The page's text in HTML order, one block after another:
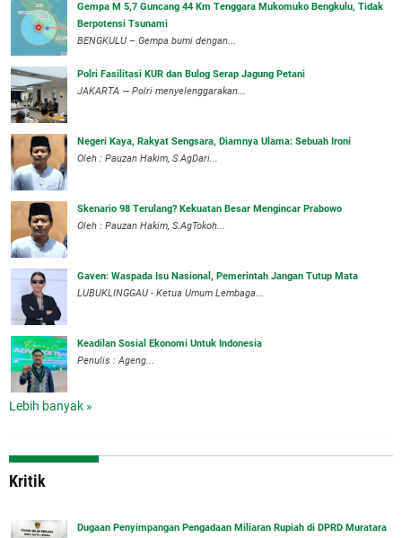
Gempa M 5,7 Guncang 44 Km Tenggara Mukomuko Bengkulu, Tidak
Berpotensi Tsunami
BENGKULU – Gempa bumi dengan...
Polri Fasilitasi KUR dan Bulog Serap Jagung Petani
JAKARTA — Polri menyelenggarakan...
Negeri Kaya, Rakyat Sengsara, Diamnya Ulama: Sebuah Ironi
Oleh : Pauzan Hakim, S.AgDari...
Skenario 98 Terulang? Kekuatan Besar Mengincar Prabowo
Oleh : Pauzan Hakim, S.AgTokoh...
Gaven: Waspada Isu Nasional, Pemerintah Jangan Tutup Mata
LUBUKLINGGAU - Ketua Umum Lembaga...
Keadilan Sosial Ekonomi Untuk Indonesia
Penulis : Ageng...
Lebih banyak »
Kritik
‎Dugaan Penyimpangan Pengadaan Miliaran Rupiah di DPRD Muratara